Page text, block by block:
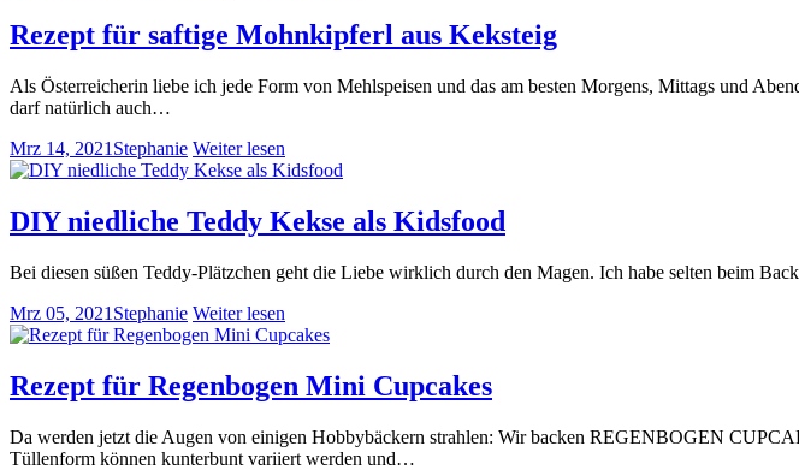
Rezept für saftige Mohnkipferl aus Keksteig
Als Österreicherin liebe ich jede Form von Mehlspeisen und das am besten Morgens, Mittags und
darf natürlich auch…
Mrz 14, 2021 Stephanie Weiter lesen
DIY niedliche Teddy Kekse als Kidsfood
Bei diesen süßen Teddy-Plätzchen geht die Liebe wirklich durch den Magen. Ich habe selten beim
Mrz 05, 2021 Stephanie Weiter lesen
Rezept für Regenbogen Mini Cupcakes
Da werden jetzt die Augen von einigen Hobbybäckern strahlen: Wir backen REGENBOGEN
Tüllenform können kunterbunt variiert werden und…